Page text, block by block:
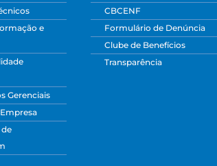
e
Gerenciais
CBCENF
Formulário de Denúncia
Clube de Benefícios
Transparência